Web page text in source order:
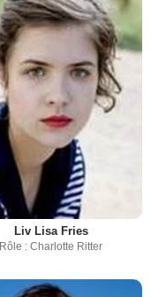
Liv Lisa Fries
Rôle : Charlotte Ritter